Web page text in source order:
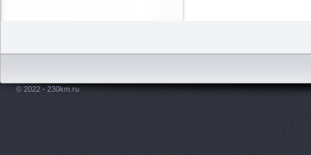
© 2022 - 230km.ru